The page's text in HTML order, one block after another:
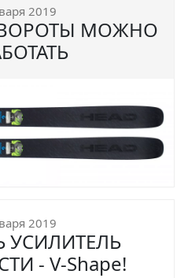
2019
МОЖНО
2019
УСИЛИТЕЛЬ
- V-Shape!